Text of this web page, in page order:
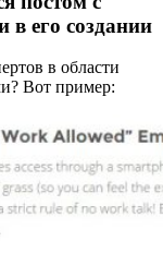
в его создании
в области
Вот пример: